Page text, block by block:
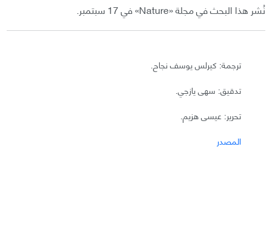
نُشر هذا البحث في مجلة «Nature» في 17 سبتمبر.
ترجمة: كيرلس يوسف نجاح.
تدقيق: سهى يازجي.
تحرير: عيسى هزيم.
المصدر